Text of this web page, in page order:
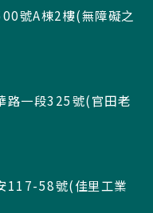
號A棟2樓(無障礙之
路一段325號(官田老
117-58號(佳里工業